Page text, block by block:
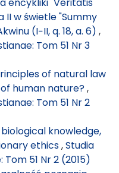
II w świetle "Summy
(I−II, q. 18, a. 6) ,
Tom 51 Nr 3
of natural law
human nature?,
Tom 51 Nr 2
knowledge,
ethics,Studia
51 Nr 2 (2015)